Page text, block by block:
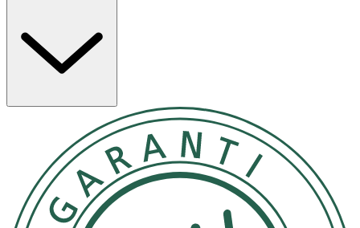
Användning
skum.
- För känslig hud, använd 2–3 ggr/vecka, annars varje
- Använd inte i samma rutin som annan produkt med
exfolierande egenskaper (t.ex. retinol eller hög
koncentration av vitamin C, AHA eller BHA).